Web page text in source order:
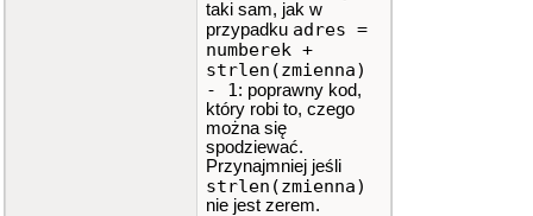
taki sam, jak w
przypadku adres =
numberek +
strlen(zmienna)
- 1 : poprawny kod,
który robi to, czego
można się
spodziewać.
Przynajmniej jeśli
strlen(zmienna)
nie jest zerem.